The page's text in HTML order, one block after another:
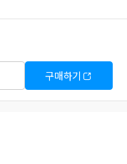
구매하기